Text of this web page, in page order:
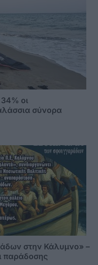
οι
σύνορα
στην Κάλυμνο» –
παράδοσης